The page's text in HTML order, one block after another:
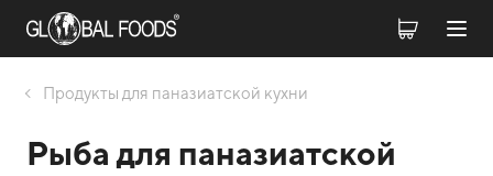
Продукты для паназиатской кухни
Рыба для паназиатской